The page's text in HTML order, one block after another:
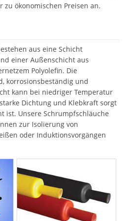
ökonomischen Preisen an.
aus eine Schicht
einer Außenschicht aus
Polyolefin. Die
korrosionsbeständig und
kann bei niedriger Temperatur
Dichtung und Klebkraft sorgt
ist. Unsere Schrumpfschläuche
zur Isolierung von
oder Induktionsvorgängen